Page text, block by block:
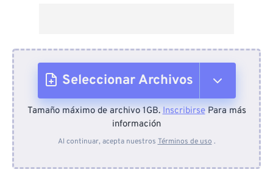
Seleccionar Archivos
Desde el dispositivo
Tamaño máximo de archivo 1GB.InscribirsePara más
información
Al continuar, acepta nuestros Términos de uso .